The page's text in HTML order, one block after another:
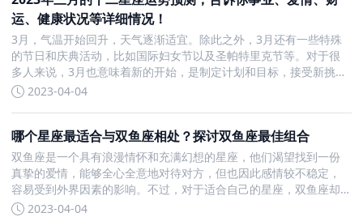
运、健康状况等详细情况！
3月，气温开始回升，天气逐渐适宜。除此之外，3月还有一些特殊
的节日和庆典活动，比如国际妇女节以及圣帕特里克节等。对于很
多人来说，3月也意味着新的开始，是制定计划和目标，接受新挑战
的时机。 在我们的生活中，大家都希望能够有一个家，过上更加美
2023-04-04
哪个星座最适合与双鱼座相处？探讨双鱼座最佳组合
双鱼座是一个具有浪漫情怀和充满幻想的星座，他们渴望找到一份
真挚的爱情，能够全心全意地对待对方，但也因此感情较不稳定，
容易受到外界因素的影响。不过，对于适合自己的星座，双鱼座却
能够成为一对如胶似漆的恩爱组合。 巨蟹座 巨蟹座也是一个水象星
2023-04-04